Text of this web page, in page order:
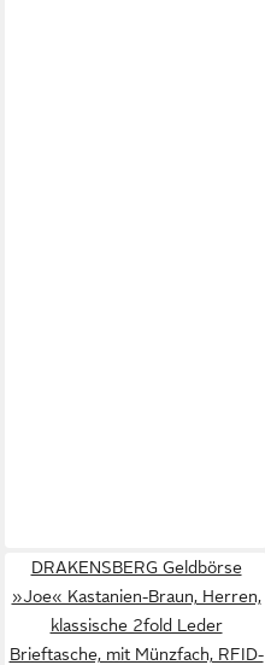
DRAKENSBERG Geldbörse
»Joe« Kastanien-Braun, Herren,
klassische 2fold Leder
Brieftasche, mit Münzfach, RFID-